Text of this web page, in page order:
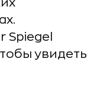
Spiegel
увидеть